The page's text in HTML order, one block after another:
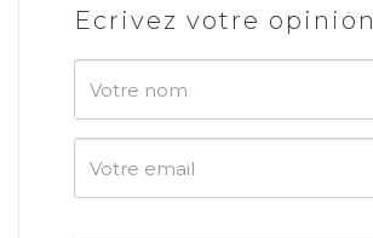
Ecrivez votre opinion
Votre
nom
Votre
email